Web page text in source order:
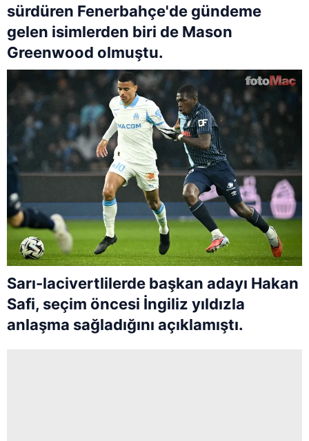
sürdüren Fenerbahçe'de gündeme
gelen isimlerden biri de Mason
Greenwood olmuştu.
Sarı-lacivertlilerde başkan adayı Hakan
Safi, seçim öncesi İngiliz yıldızla
anlaşma sağladığını açıklamıştı.